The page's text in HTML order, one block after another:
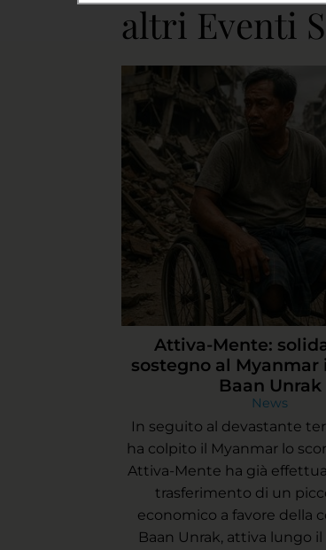
altri Eventi
Attiva-Mente:
sostegno al Myanmar
Baan Unrak
News
In seguito al devastante
ha colpito il Myanmar lo
Attiva-Mente ha già
trasferimento di un
economico a favore della
Baan Unrak, attiva lungo